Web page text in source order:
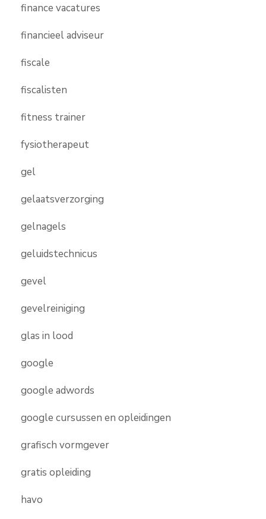
finance vacatures
financieel adviseur
fiscale
fiscalisten
fitness trainer
fysiotherapeut
gel
gelaatsverzorging
gelnagels
geluidstechnicus
gevel
gevelreiniging
glas in lood
google
google adwords
google cursussen en opleidingen
grafisch vormgever
gratis opleiding
havo